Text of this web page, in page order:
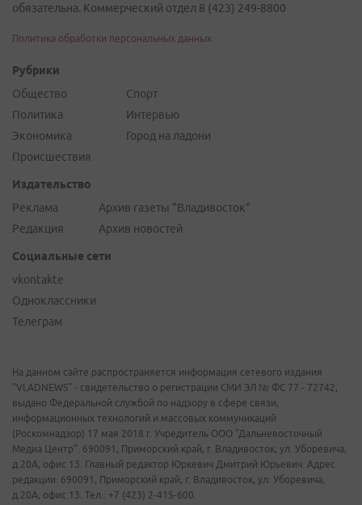
обязательна. Коммерческий отдел 8 (423) 249-8800
Политика обработки персональных данных
Рубрики
Общество
Политика
Экономика
Происшествия
Спорт
Интервью
Город на ладони
Издательство
Реклама
Редакция
Архив газеты "Владивосток"
Архив новостей
Социальные сети
vkontakte
Одноклассники
Телеграм
На данном сайте распространяется информация сетевого издания
"VLADNEWS" - свидетельство о регистрации СМИ ЭЛ № ФС 77 - 72742,
выдано Федеральной службой по надзору в сфере связи,
информационных технологий и массовых коммуникаций
(Роскомнадзор) 17 мая 2018 г. Учредитель ООО "Дальневосточный
Медиа Центр". 690091, Приморский край, г. Владивосток, ул. Уборевича,
д.20А, офис 13. Главный редактор Юркевич Дмитрий Юрьевич. Адрес
редакции: 690091, Приморский край, г. Владивосток, ул. Уборевича,
д.20А, офис 13. Тел.: +7 (423) 2-415-600.